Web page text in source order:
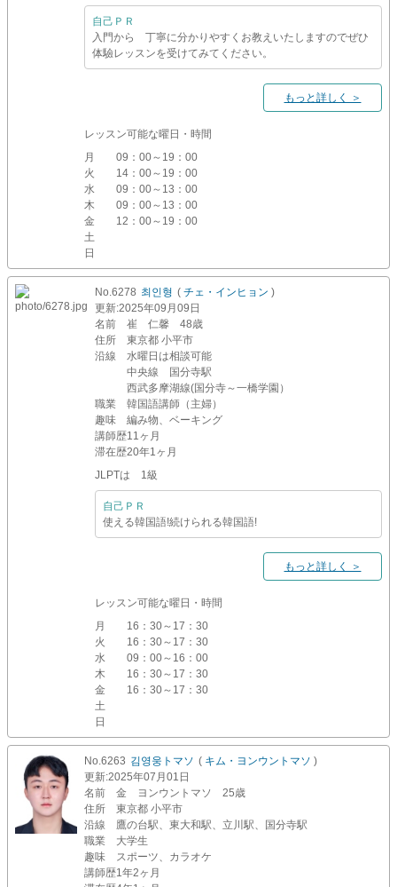
自己ＰＲ
入門から 丁寧に分かりやすくお教えいたしますのでぜひ
体驗レッスンを受けてみてください。
もっと詳しく ＞
レッスン可能な曜日・時間
月
09：00～19：00
火
14：00～19：00
水
09：00～13：00
木
09：00～13：00
金
12：00～19：00
土
日
No.6278 최인형 ( チェ・インヒョン )
更新:2025年09月09日
名前
崔 仁馨 48歳
住所
東京都 小平市
沿線
水曜日は相談可能
中央線 国分寺駅
西武多摩湖線(国分寺～一橋学園）
職業
韓国語講師（主婦）
趣味
編み物、ベーキング
講師歴11ヶ月
滞在歴20年1ヶ月
JLPTは 1級
自己ＰＲ
使える韓国語!続けられる韓国語!
もっと詳しく ＞
レッスン可能な曜日・時間
月
16：30～17：30
火
16：30～17：30
水
09：00～16：00
木
16：30～17：30
金
16：30～17：30
土
日
No.6263 김영웅トマソ ( キム・ヨンウントマソ )
更新:2025年07月01日
名前
金 ヨンウントマソ 25歳
住所
東京都 小平市
沿線
鷹の台駅、東大和駅、立川駅、国分寺駅
職業
大学生
趣味
スポーツ、カラオケ
講師歴1年2ヶ月